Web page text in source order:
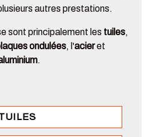
autres prestations.
sont principalement les tuiles,
ondulées, l'acieret
.